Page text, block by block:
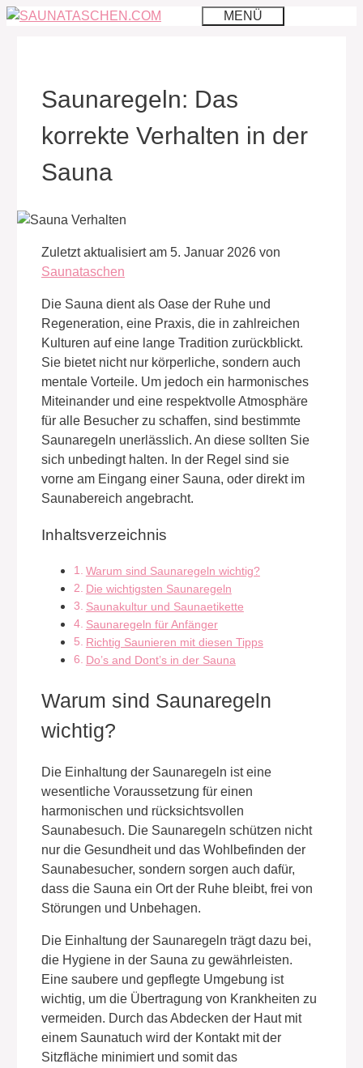
Zum
MENÜ
Saunaregeln: Das
korrekte Verhalten in der
Sauna
Zuletzt aktualisiert am 5. Januar 2026 von
Saunataschen
Die Sauna dient als Oase der Ruhe und
Regeneration, eine Praxis, die in zahlreichen
Kulturen auf eine lange Tradition zurückblickt.
Sie bietet nicht nur körperliche, sondern auch
mentale Vorteile. Um jedoch ein harmonisches
Miteinander und eine respektvolle Atmosphäre
für alle Besucher zu schaffen, sind bestimmte
Saunaregeln unerlässlich. An diese sollten Sie
sich unbedingt halten. In der Regel sind sie
vorne am Eingang einer Sauna, oder direkt im
Saunabereich angebracht.
Inhaltsverzeichnis
Warum sind Saunaregeln wichtig?
Die wichtigsten Saunaregeln
Saunakultur und Saunaetikette
Saunaregeln für Anfänger
Richtig Saunieren mit diesen Tipps
Do’s and Dont’s in der Sauna
Warum sind Saunaregeln
wichtig?
Die Einhaltung der Saunaregeln ist eine
wesentliche Voraussetzung für einen
harmonischen und rücksichtsvollen
Saunabesuch. Die Saunaregeln schützen nicht
nur die Gesundheit und das Wohlbefinden der
Saunabesucher, sondern sorgen auch dafür,
dass die Sauna ein Ort der Ruhe bleibt, frei von
Störungen und Unbehagen.
Die Einhaltung der Saunaregeln trägt dazu bei,
die Hygiene in der Sauna zu gewährleisten.
Eine saubere und gepflegte Umgebung ist
wichtig, um die Übertragung von Krankheiten zu
vermeiden. Durch das Abdecken der Haut mit
einem Saunatuch wird der Kontakt mit der
Sitzfläche minimiert und somit das